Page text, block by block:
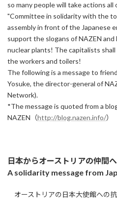
so many people will take actions
"Committee in solidarity with the
assembly in front of the Japanese
support the slogans of NAZEN and
nuclear plants! The capitalists
the workers and toilers!
The following is a message to
Yosuke, the director-general of
Network).
*The message is quoted from a
NAZEN（http://blog.nazen.info/）
日本からオーストリアの仲間
A solidarity message from
オーストリアの日本大使館への